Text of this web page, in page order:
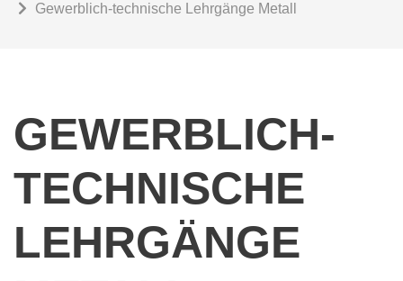
Gewerblich-technische Lehrgänge Metall
GEWERBLICH-
TECHNISCHE
LEHRGÄNGE